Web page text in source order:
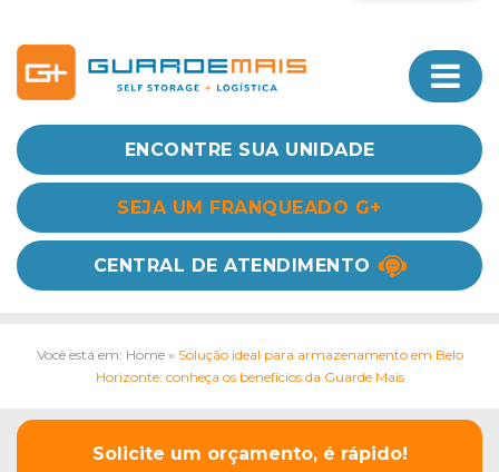
ENCONTRE SUA UNIDADE
SEJA UM FRANQUEADO G+
CENTRAL DE ATENDIMENTO
Você está em: Home» Solução ideal para armazenamento em Belo
Horizonte: conheça os benefícios da Guarde Mais
Solicite um orçamento, é rápido!